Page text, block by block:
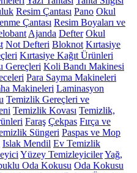
Resim Çantası Pano Okul
Çantası Resim Boyaları ve
Ajanda Defter Okul
Not Defteri Bloknot Kırtasiye
Kırtasiye Kağıt Ürünleri
Gereçleri Koli Bandı Makinesi
Para Sayma Makineleri
Makineleri Laminasyon
Temizlik Gereçleri ve
Temizlik Kovası Temizlik,
Faraş Çekpas Fırça ve
Süngeri Paspas ve Mop
Islak Mendil Ev Temizlik
Yüzey TemizleyicilerYağ,
Oda Kokusu Oda Kokusu